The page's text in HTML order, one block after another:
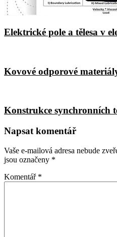
Elektrické pole a tělesa v
Kovové odporové
Konstrukce synchronních
Napsat komentář
Vaše e-mailová adresa nebude
jsou označeny *
Komentář *